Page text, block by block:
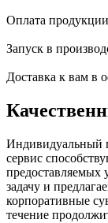
Оплата продукции
Запуск в
Доставка к вам в
Индивидуальный
сервис
предоставляемых
задачу и
корпоративные
течение